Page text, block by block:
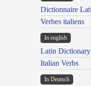
Dictionnaire
Verbes italiens
In english
Latin Dictionary
Italian Verbs
In Deutsch